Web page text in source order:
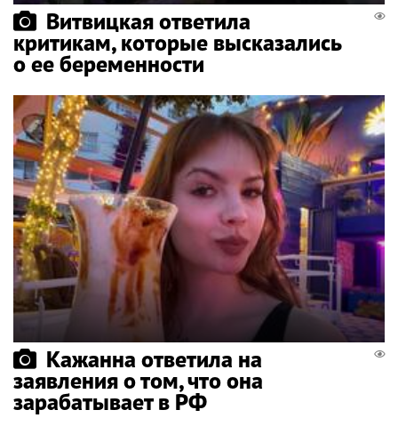
Витвицкая ответила
критикам, которые высказались
о ее беременности
Кажанна ответила на
заявления о том, что она
зарабатывает в РФ